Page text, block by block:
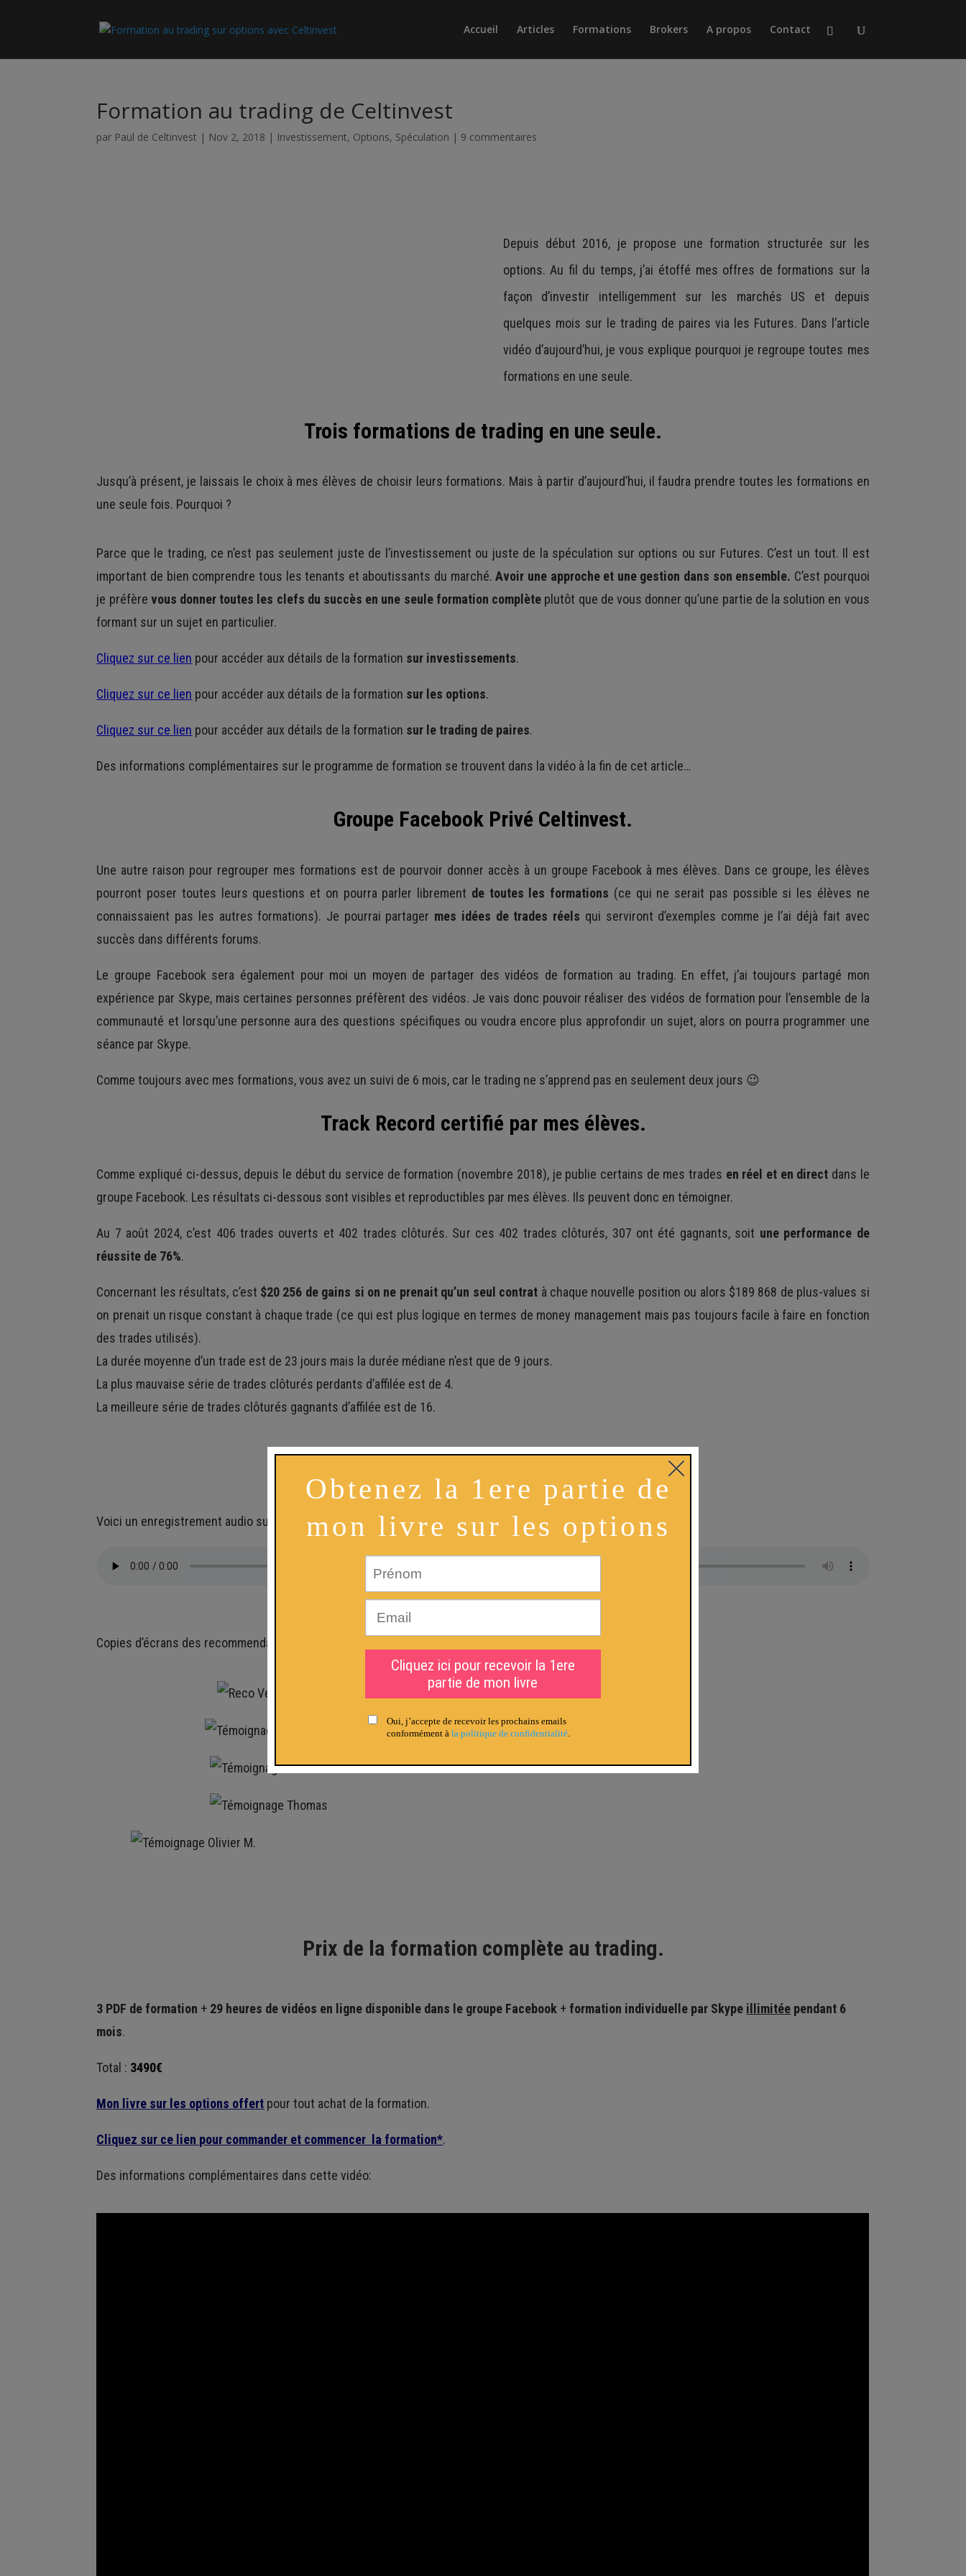
Accueil Articles Formations Brokers A propos Contact
Formation au trading de Celtinvest
par Paul de Celtinvest | Nov 2, 2018 | Investissement, Options, Spéculation | 9 commentaires
Depuis début 2016, je propose une formation structurée sur les
options. Au fil du temps, j’ai étoffé mes offres de formations sur la
façon d’investir intelligemment sur les marchés US et depuis
quelques mois sur le trading de paires via les Futures. Dans l’article
vidéo d’aujourd’hui, je vous explique pourquoi je regroupe toutes mes
formations en une seule.
Trois formations de trading en une seule.
Jusqu’à présent, je laissais le choix à mes élèves de choisir leurs formations. Mais à partir d’aujourd’hui, il faudra prendre toutes les formations en
une seule fois. Pourquoi ?
Parce que le trading, ce n’est pas seulement juste de l’investissement ou juste de la spéculation sur options ou sur Futures. C’est un tout. Il est
important de bien comprendre tous les tenants et aboutissants du marché.Avoir une approche et une gestion dans son ensemble. C’est pourquoi
je préfère vous donner toutes les clefs du succès en une seule formation complète plutôt que de vous donner qu’une partie de la solution en vous
formant sur un sujet en particulier.
Cliquez sur ce lien pour accéder aux détails de la formation sur investissements.
Cliquez sur ce lien pour accéder aux détails de la formation sur les options.
Cliquez sur ce lien pour accéder aux détails de la formation sur le trading de paires.
Des informations complémentaires sur le programme de formation se trouvent dans la vidéo à la fin de cet article…
Groupe Facebook Privé Celtinvest.
Une autre raison pour regrouper mes formations est de pourvoir donner accès à un groupe Facebook à mes élèves. Dans ce groupe, les élèves
pourront poser toutes leurs questions et on pourra parler librement de toutes les formations (ce qui ne serait pas possible si les élèves ne
connaissaient pas les autres formations). Je pourrai partager mes idées de trades réels qui serviront d’exemples comme je l’ai déjà fait avec
succès dans différents forums.
Le groupe Facebook sera également pour moi un moyen de partager des vidéos de formation au trading. En effet, j’ai toujours partagé mon
expérience par Skype, mais certaines personnes préfèrent des vidéos. Je vais donc pouvoir réaliser des vidéos de formation pour l’ensemble de la
communauté et lorsqu’une personne aura des questions spécifiques ou voudra encore plus approfondir un sujet, alors on pourra programmer une
séance par Skype.
Comme toujours avec mes formations, vous avez un suivi de 6 mois, car le trading ne s’apprend pas en seulement deux jours 😉
Track Record certifié par mes élèves.
Comme expliqué ci-dessus, depuis le début du service de formation (novembre 2018), je publie certains de mes trades en réel et en direct dans le
groupe Facebook. Les résultats ci-dessous sont visibles et reproductibles par mes élèves. Ils peuvent donc en témoigner.
Au 7 août 2024, c’est 406 trades ouverts et 402 trades clôturés. Sur ces 402 trades clôturés, 307 ont été gagnants, soit une performance de
réussite de 76%.
Concernant les résultats, c’est $20 256 de gains si on ne prenait qu’un seul contrat à chaque nouvelle position ou alors $189 868 de plus-values si
on prenait un risque constant à chaque trade (ce qui est plus logique en termes de money management mais pas toujours facile à faire en fonction
des trades utilisés).
La durée moyenne d’un trade est de 23 jours mais la durée médiane n’est que de 9 jours.
La plus mauvaise série de trades clôturés perdants d’affilée est de 4.
La meilleure série de trades clôturés gagnants d’affilée est de 16.
Témoignages Clients.
Voici un enregistrement audio sur ce que pense un de mes élèves sur la formation et le groupe Facebook:
Copies d’écrans des recommendations
Prix de la formation complète au trading.
3 PDF de formation + 29 heures de vidéos en ligne disponible dans le groupe Facebook + formation individuelle par Skype illimitée pendant 6
mois.
Total : 3490€
Mon livre sur les options offert pour tout achat de la formation.
Cliquez sur ce lien pour commander et commencer la formation*.
Des informations complémentaires dans cette vidéo: